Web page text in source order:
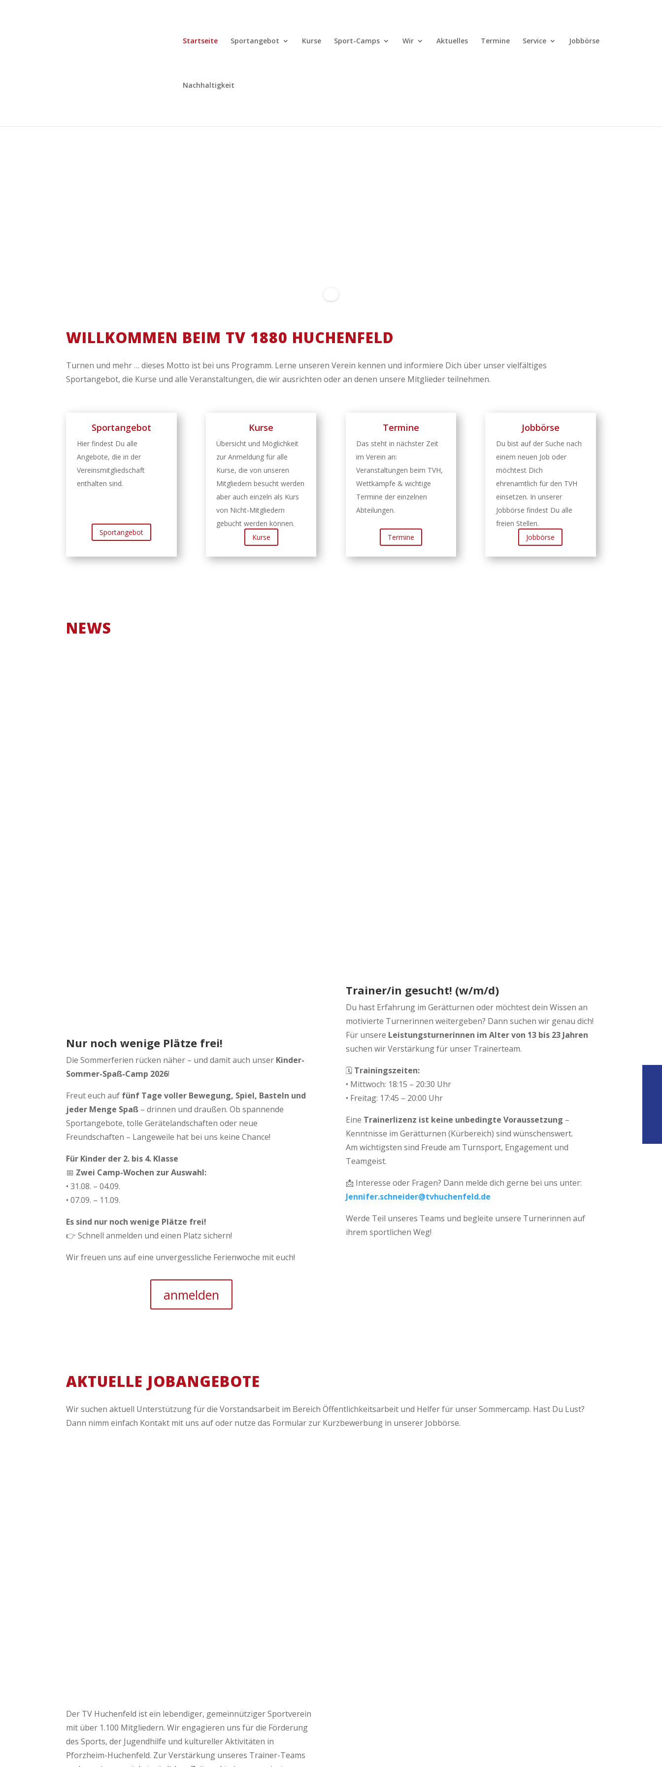
Startseite Sportangebot Kurse Sport-Camps Wir Aktuelles Termine Service Jobbörse
Nachhaltigkeit
WILLKOMMEN BEIM TV 1880 HUCHENFELD
Turnen und mehr … dieses Motto ist bei uns Programm. Lerne unseren Verein kennen und informiere Dich über unser vielfältiges
Sportangebot, die Kurse und alle Veranstaltungen, die wir ausrichten oder an denen unsere Mitglieder teilnehmen.
Sportangebot
Hier findest Du alle
Angebote, die in der
Vereinsmitgliedschaft
enthalten sind.
Sportangebot
Kurse
Übersicht und Möglichkeit
zur Anmeldung für alle
Kurse, dievon unseren
Mitgliedern besucht werden
aber auch einzeln als Kurs
von Nicht-Mitgliedern
gebucht werden können.
Kurse
Termine
Das steht in nächster Zeit
im Verein an:
Veranstaltungen beim TVH,
Wettkämpfe & wichtige
Termine der einzelnen
Abteilungen.
Termine
Jobbörse
Du bist auf der Suche nach
einem neuen Job oder
möchtest Dich
ehrenamtlich für den TVH
einsetzen. In unserer
Jobbörse findest Du alle
freien Stellen.
Jobbörse
NEWS
Nur noch wenige Plätze frei!
Die Sommerferien rücken näher – und damit auch unser Kinder-
Sommer-Spaß-Camp 2026!
Freut euch auf fünf Tage voller Bewegung, Spiel, Basteln und
jeder Menge Spaß – drinnen und draußen. Ob spannende
Sportangebote, tolle Gerätelandschaften oder neue
Freundschaften – Langeweile hat bei uns keine Chance!
Für Kinder der 2. bis 4. Klasse
📅 Zwei Camp-Wochen zur Auswahl:
• 31.08. – 04.09.
• 07.09. – 11.09.
Es sind nur noch wenige Plätze frei!
👉 Schnell anmelden und einen Platz sichern!
Wir freuen uns auf eine unvergessliche Ferienwoche mit euch!
anmelden
Trainer/in gesucht! (w/m/d)
Du hast Erfahrung im Gerätturnen oder möchtest dein Wissen an
motivierte Turnerinnen weitergeben? Dann suchen wir genau dich!
Für unsere Leistungsturnerinnen im Alter von 13 bis 23 Jahren
suchen wir Verstärkung für unser Trainerteam.
🗓️ Trainingszeiten:
• Mittwoch: 18:15 – 20:30 Uhr
• Freitag: 17:45 – 20:00 Uhr
Eine Trainerlizenz ist keine unbedingte Voraussetzung –
Kenntnisse im Gerätturnen (Kürbereich) sind wünschenswert.
Am wichtigsten sind Freude am Turnsport, Engagement und
Teamgeist.
📩 Interesse oder Fragen? Dann melde dich gerne bei uns unter:
Jennifer.schneider@tvhuchenfeld.de
Werde Teil unseres Teams und begleite unsere Turnerinnen auf
ihrem sportlichen Weg!
AKTUELLE JOBANGEBOTE
Wir suchen aktuell Unterstützung für die Vorstandsarbeit im Bereich Öffentlichkeitsarbeit und Helfer für unser Sommercamp. Hast Du Lust?
Dann nimm einfach Kontakt mit uns auf oder nutze das Formular zur Kurzbewerbung in unserer Jobbörse.
Der TV Huchenfeld ist ein lebendiger, gemeinnütziger Sportverein
mit über 1.100 Mitgliedern. Wir engagieren uns für die Förderung
des Sports, der Jugendhilfe und kultureller Aktivitäten in
Pforzheim-Huchenfeld. Zur Verstärkung unseres Trainer-Teams